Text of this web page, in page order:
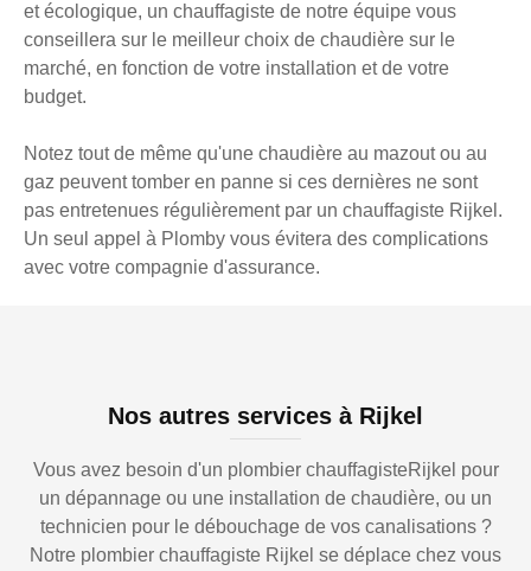
et écologique, un chauffagiste de notre équipe vous
conseillera sur le meilleur choix de chaudière sur le
marché, en fonction de votre installation et de votre
budget.
Notez tout de même qu'une chaudière au mazout ou au
gaz peuvent tomber en panne si ces dernières ne sont
pas entretenues régulièrement par un chauffagiste Rijkel.
Un seul appel à Plomby vous évitera des complications
avec votre compagnie d'assurance.
Nos autres services à Rijkel
Vous avez besoin d'un plombier chauffagisteRijkel pour
un dépannage ou une installation de chaudière, ou un
technicien pour le débouchage de vos canalisations ?
Notre plombier chauffagiste Rijkel se déplace chez vous